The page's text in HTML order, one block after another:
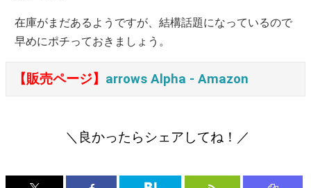
在庫がまだあるようですが、結構話題になっているので
早めにポチっておきましょう。
【販売ページ】 arrows Alpha ‐ Amazon
＼良かったらシェアしてね！／